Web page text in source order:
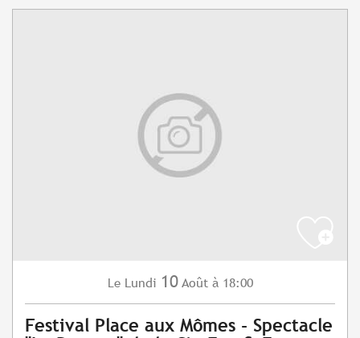
Le Lundi 10 Août à 18:00
Festival Place aux Mômes - Spectacle